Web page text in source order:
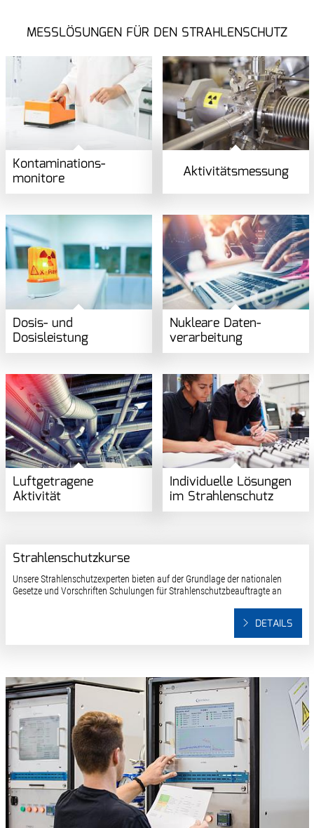
MESSLÖSUNGEN FÜR DEN STRAHLENSCHUTZ
Kontaminations­
monitore Aktivitäts­messung
Dosis- und
Dosisleistung
Nukleare Daten­
verarbeitung
Luftgetragene
Aktivität
Individuelle Lösungen
im Strahlenschutz
Strahlenschutzkurse
Unsere Strahlenschutzexperten bieten auf der Grundlage der nationalen
Gesetze und Vorschriften Schulungen für Strahlenschutzbeauftragte an
DETAILS